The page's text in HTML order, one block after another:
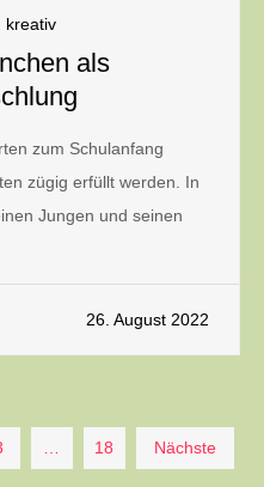
kreativ
als
zum Schulanfang
zügig erfüllt werden. In
Jungen und seinen
26. August 2022
18 Nächste